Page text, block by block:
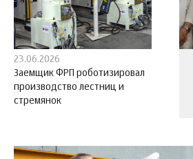
23.06.2026
Заемщик ФРП роботизировал
производство лестниц и
стремянок